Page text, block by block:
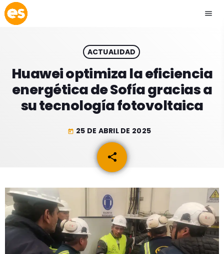
menu
play_arrow EMISIÓN LA PAZ
play_arrow EMISIÓN COCHABAMBA
ACTUALIDAD
ESPECTÁCULOS
GEEKERS
MÚSICA
PROGRAMACIÓN
INICIO
RADIO SPLENDID
ACTUALIDAD
Huawei optimiza la eficiencia
energética de Sofía gracias a
su tecnología fotovoltaica
today 25 DE ABRIL DE 2025
share
email